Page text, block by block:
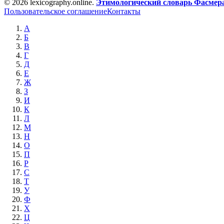
© 2026 lexicography.online. Этимологический словарь
Пользовательское соглашениеКонтакты
А
Б
В
Г
Д
Е
Ж
З
И
К
Л
М
Н
О
П
Р
С
Т
У
Ф
Х
Ц